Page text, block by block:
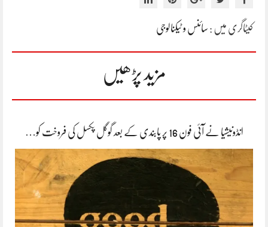
کیٹاگری میں : سائنس و ٹیکنالوجی
مزید پڑھیں
انڈونیشیا نے آئی فون 16 پر پابندی کے بعد گوگل پکسل کی فروخت کو…